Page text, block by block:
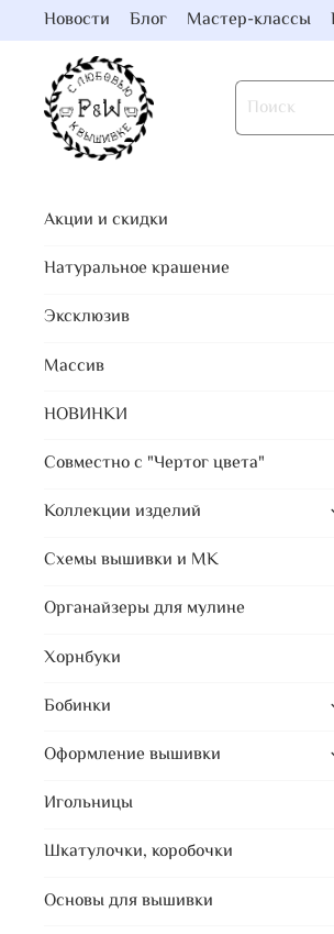
Новости Блог Мастер-классы
Акции и скидки
Натуральное крашение
Эксклюзив
Массив
НОВИНКИ
Совместно с "Чертог цвета"
Коллекции изделий
Схемы вышивки и МК
Органайзеры для мулине
Хорнбуки
Бобинки
Оформление вышивки
Игольницы
Шкатулочки, коробочки
Основы для вышивки